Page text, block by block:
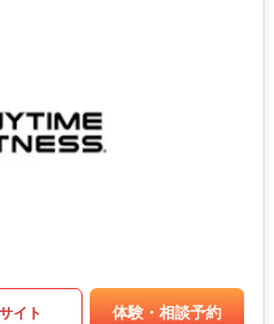
イト 体験・相談予約